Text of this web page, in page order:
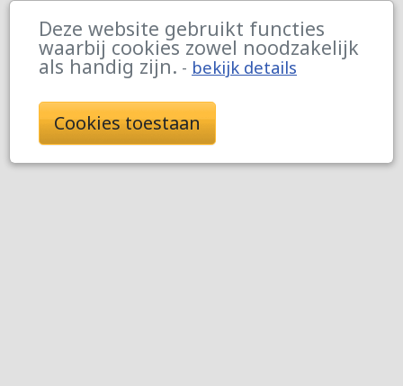
Deze website gebruikt functies
waarbij cookies zowel noodzakelijk
als handig zijn. - bekijk details
Cookies toestaan